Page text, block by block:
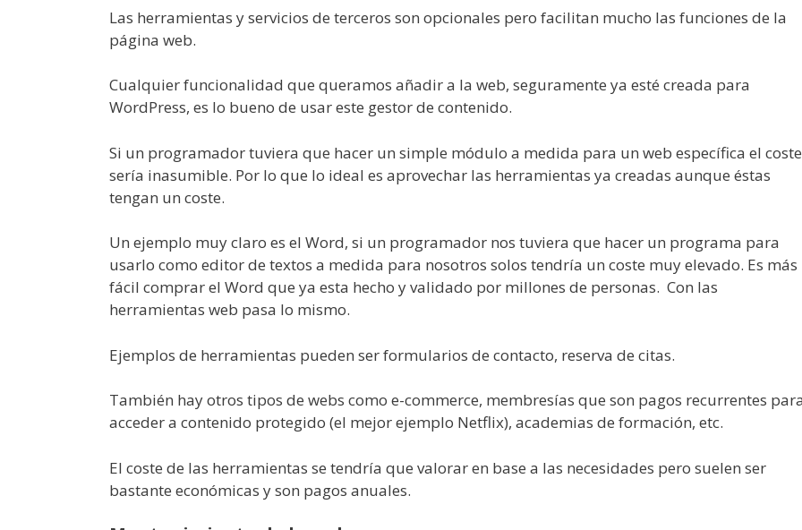
Las herramientas y servicios de terceros son opcionales pero facilitan mucho las funciones de la
página web.
Cualquier funcionalidad que queramos añadir a la web, seguramente ya esté creada para
WordPress, es lo bueno de usar este gestor de contenido.
Si un programador tuviera que hacer un simple módulo a medida para un web específica el coste
sería inasumible. Por lo que lo ideal es aprovechar las herramientas ya creadas aunque éstas
tengan un coste.
Un ejemplo muy claro es el Word, si un programador nos tuviera que hacer un programa para
usarlo como editor de textos a medida para nosotros solos tendría un coste muy elevado. Es más
fácil comprar el Word que ya esta hecho y validado por millones de personas. Con las
herramientas web pasa lo mismo.
Ejemplos de herramientas pueden ser formularios de contacto, reserva de citas.
También hay otros tipos de webs como e-commerce, membresías que son pagos recurrentes para
acceder a contenido protegido (el mejor ejemplo Netflix), academias de formación, etc.
El coste de las herramientas se tendría que valorar en base a las necesidades pero suelen ser
bastante económicas y son pagos anuales.